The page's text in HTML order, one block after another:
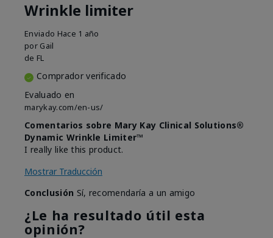
Wrinkle limiter
Enviado Hace 1 año
por Gail
de FL
Comprador verificado
Evaluado en
marykay.com/en-us/
Comentarios sobre Mary Kay Clinical Solutions®
Dynamic Wrinkle Limiter™
I really like this product.
Mostrar Traducción
Conclusión Sí, recomendaría a un amigo
¿Le ha resultado útil esta
opinión?